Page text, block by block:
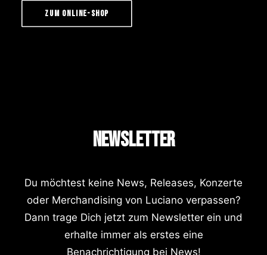
ZUM ONLINE-SHOP
NEWSLETTER
Du möchtest keine News, Releases, Konzerte
oder Merchandising von Luciano verpassen?
Dann trage Dich jetzt zum Newsletter ein und
erhalte immer als erstes eine
Benachrichtigung bei News!